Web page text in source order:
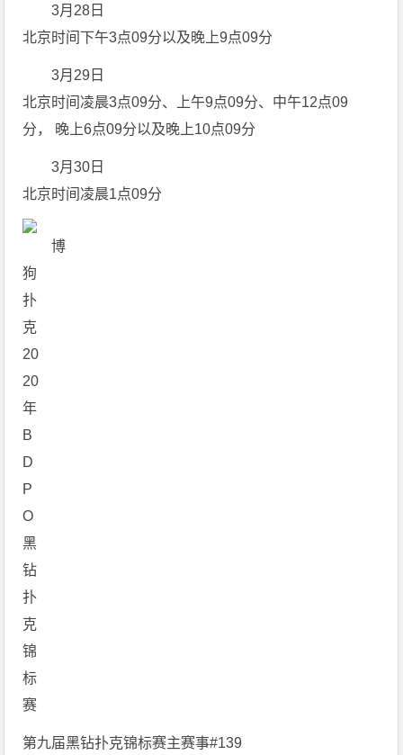
3月28日
北京时间下午3点09分以及晚上9点09分
3月29日
北京时间凌晨3点09分、上午9点09分、中午12点09
分， 晚上6点09分以及晚上10点09分
3月30日
北京时间凌晨1点09分
第九届黑钻扑克锦标赛主赛事#139